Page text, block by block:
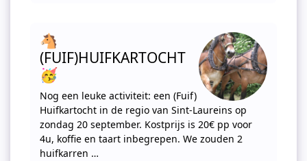
🐴
(FUIF)HUIFKARTOCHT
🥳
Nog een leuke activiteit: een (Fuif)
Huifkartocht in de regio van Sint-Laureins op
zondag 20 september. Kostprijs is 20€ pp voor
4u, koffie en taart inbegrepen. We zouden 2
huifkarren …